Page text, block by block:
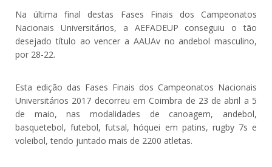
Na última final destas Fases Finais dos Campeonatos
Nacionais Universitários, a AEFADEUP conseguiu o tão
desejado título ao vencer a AAUAv no andebol masculino,
por 28-22.
Esta edição das Fases Finais dos Campeonatos Nacionais
Universitários 2017 decorreu em Coimbra de 23 de abril a 5
de maio, nas modalidades de canoagem, andebol,
basquetebol, futebol, futsal, hóquei em patins, rugby 7s e
voleibol, tendo juntado mais de 2200 atletas.